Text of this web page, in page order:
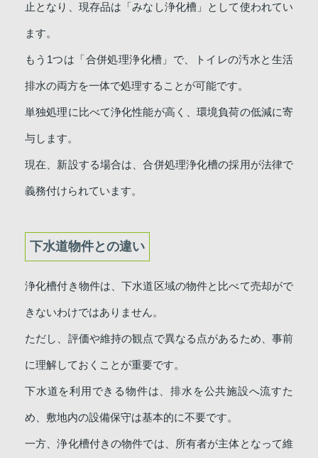
止となり、現存品は「みなし浄化槽」として使われてい
ます。
もう1つは「合併処理浄化槽」で、トイレの汚水と生活
排水の両方を一体で処理することが可能です。
単独処理に比べて浄化性能が高く、環境負荷の低減に寄
与します。
現在、新設する場合は、合併処理浄化槽の採用が法律で
義務付けられています。
下水道物件との違い
浄化槽付き物件は、下水道区域の物件と比べて売却がで
きないわけではありません。
ただし、評価や維持の観点で異なる点があるため、事前
に理解しておくことが重要です。
下水道を利用できる物件は、排水を公共施設へ流すた
め、敷地内の設備保守は基本的に不要です。
一方、浄化槽付きの物件では、所有者が主体となって維